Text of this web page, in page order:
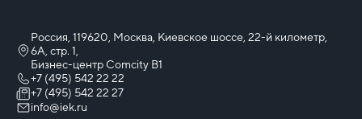
Россия, 119620, Москва, Киевское шоссе, 22-й километр,
6А, стр. 1,
Бизнес-центр Comcity B1
+7 (495) 542 22 22
+7 (495) 542 22 27
info@iek.ru